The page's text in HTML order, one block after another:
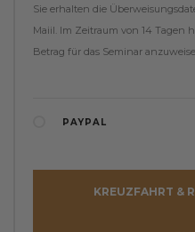
Sie erhalten die
Maiil. Im Zeitraum von 14 Tagen
Betrag für das Seminar
PAYPAL
KREUZFAHRT &